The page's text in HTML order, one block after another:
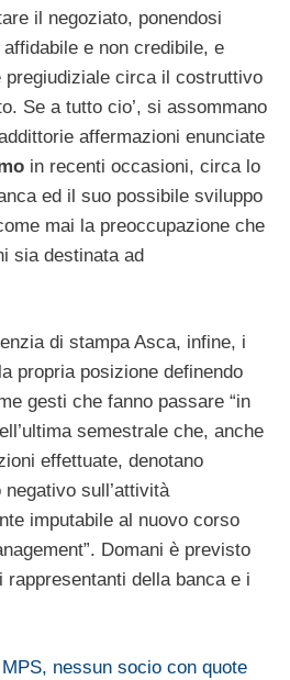
il negoziato, ponendosi
e non credibile, e
pregiudiziale circa il costruttivo
Se a tutto cio’, si assommano
affermazioni enunciate
in recenti occasioni, circa lo
ed il suo possibile sviluppo
mai la preoccupazione che
sia destinata ad
di stampa Asca, infine, i
propria posizione definendo
gesti che fanno passare “in
semestrale che, anche
effettuate, denotano
sull’attività
imputabile al nuovo corso
Domani è previsto
rappresentanti della banca e i
MPS, nessun socio con quote